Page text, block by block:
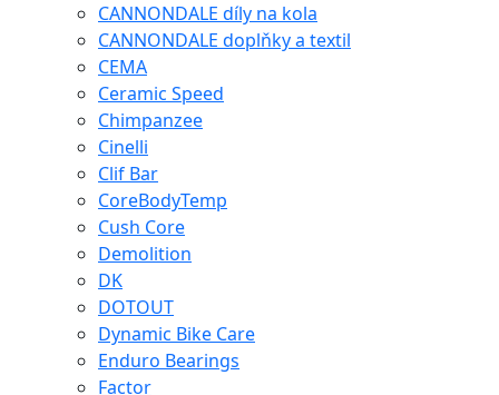
CANNONDALE díly na kola
CANNONDALE doplňky a textil
CEMA
Ceramic Speed
Chimpanzee
Cinelli
Clif Bar
CoreBodyTemp
Cush Core
Demolition
DK
DOTOUT
Dynamic Bike Care
Enduro Bearings
Factor